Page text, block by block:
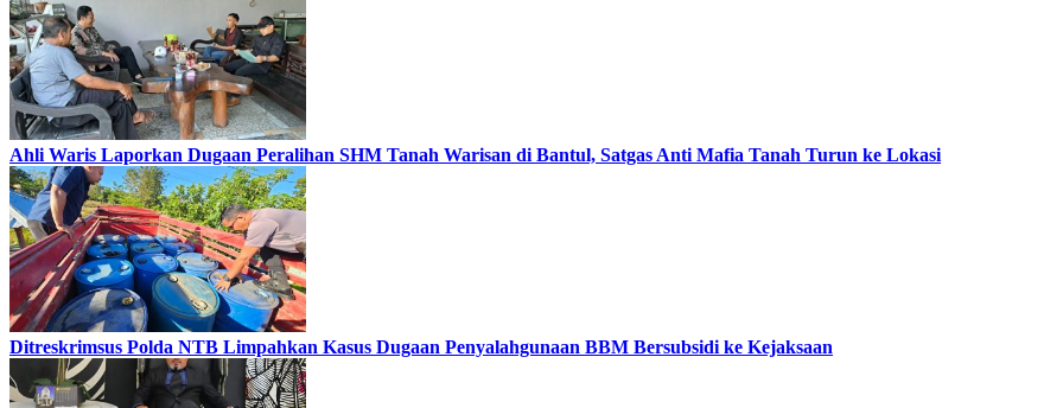
Ahli Waris Laporkan Dugaan Peralihan SHM Tanah Warisan di Bantul, Satgas Anti Mafia Tanah Turun ke Lokasi
Ditreskrimsus Polda NTB Limpahkan Kasus Dugaan Penyalahgunaan BBM Bersubsidi ke Kejaksaan